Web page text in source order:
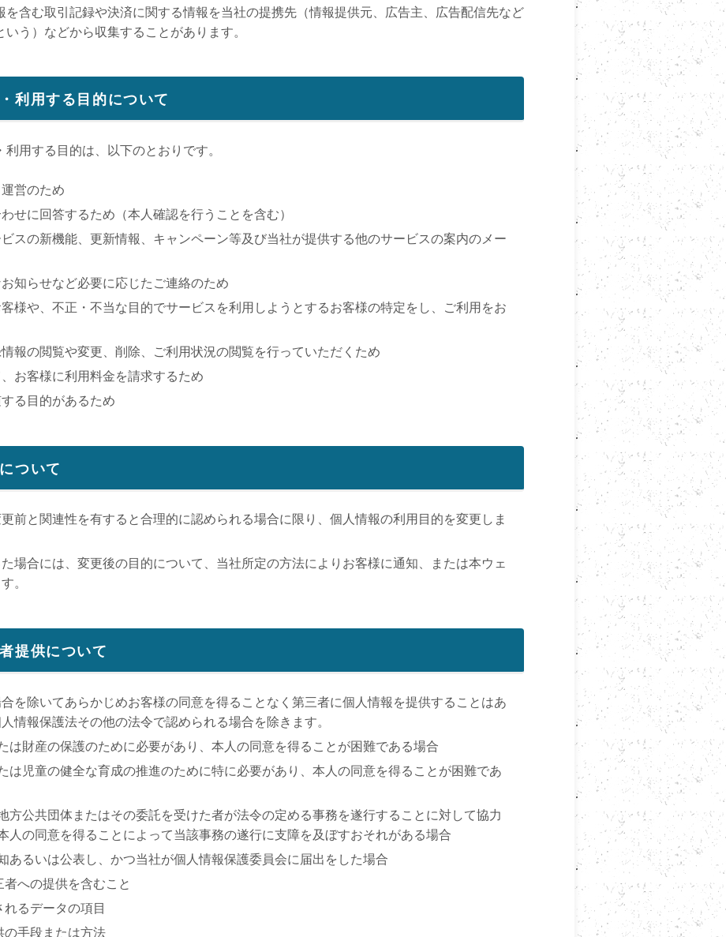
を含む取引記録や決済に関する情報を当社の提携先（情報提供元、広告主、広告配信先など
いう）などから収集することがあります。
利用する目的について
用する目的は、以下のとおりです。
営のため
せに回答するため（本人確認を行うことを含む）
スの新機能、更新情報、キャンペーン等及び当社が提供する他のサービスの案内のメー
知らせなど必要に応じたご連絡のため
様や、不正・不当な目的でサービスを利用しようとするお客様の特定をし、ご利用をお
報の閲覧や変更、削除、ご利用状況の閲覧を行っていただくため
お客様に利用料金を請求するため
る目的があるため
ついて
前と関連性を有すると合理的に認められる場合に限り、個人情報の利用目的を変更しま
場合には、変更後の目的について、当社所定の方法によりお客様に通知、または本ウェ
。
提供について
を除いてあらかじめお客様の同意を得ることなく第三者に個人情報を提供することはあ
情報保護法その他の法令で認められる場合を除きます。
は財産の保護のために必要があり、本人の同意を得ることが困難である場合
は児童の健全な育成の推進のために特に必要があり、本人の同意を得ることが困難であ
方公共団体またはその委託を受けた者が法令の定める事務を遂行することに対して協力
人の同意を得ることによって当該事務の遂行に支障を及ぼすおそれがある場合
あるいは公表し、かつ当社が個人情報保護委員会に届出をした場合
への提供を含むこと
るデータの項目
の手段または方法